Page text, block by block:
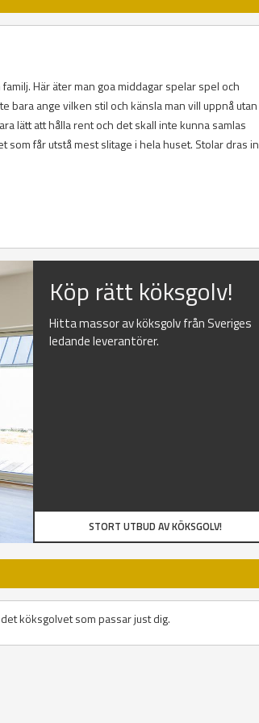
Här äter man goa middagar spelar spel och
bara ange vilken stil och känsla man vill uppnå utan
lätt att hålla rent och det skall inte kunna samlas
får utstå mest slitage i hela huset. Stolar dras in
Köp rätt köksgolv!
Hitta massor av köksgolv från Sveriges
ledande leverantörer.
STORT UTBUD AV KÖKSGOLV!
köksgolvet som passar just dig.